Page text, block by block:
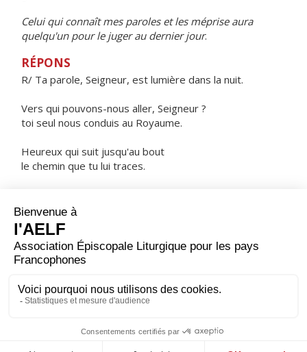
Celui qui connaît mes paroles et les méprise aura
quelqu'un pour le juger au dernier jour.
RÉPONS
R/ Ta parole, Seigneur, est lumière dans la nuit.
Vers qui pouvons-nous aller, Seigneur ?
toi seul nous conduis au Royaume.
Heureux qui suit jusqu'au bout
le chemin que tu lui traces.
les voies mystérieuses de l'amour.
ORAISON
et à aimer son prochain : donne-nous de garder tes
commandements, et de parvenir ainsi à la vie éternelle.